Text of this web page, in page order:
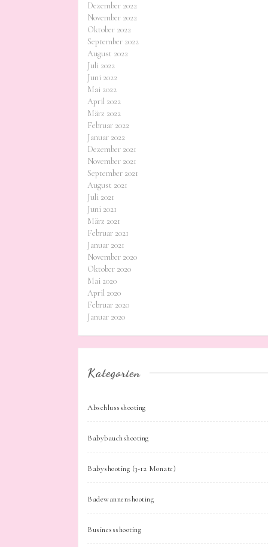
Dezember 2022
November 2022
Oktober 2022
September 2022
August 2022
Juli 2022
Juni 2022
Mai 2022
April 2022
März 2022
Februar 2022
Januar 2022
Dezember 2021
November 2021
September 2021
August 2021
Juli 2021
Juni 2021
März 2021
Februar 2021
Januar 2021
November 2020
Oktober 2020
Mai 2020
April 2020
Februar 2020
Januar 2020
Kategorien
Abschlussshooting
Babybauchshooting
Babyshooting (3-12 Monate)
Badewannenshooting
Businessshooting